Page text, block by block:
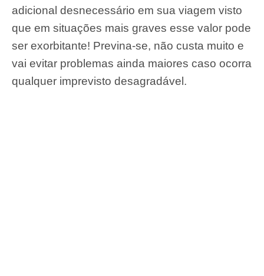
adicional desnecessário em sua viagem visto
que em situações mais graves esse valor pode
ser exorbitante! Previna-se, não custa muito e
vai evitar problemas ainda maiores caso ocorra
qualquer imprevisto desagradável.